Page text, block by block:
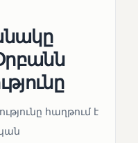
հաղթում է